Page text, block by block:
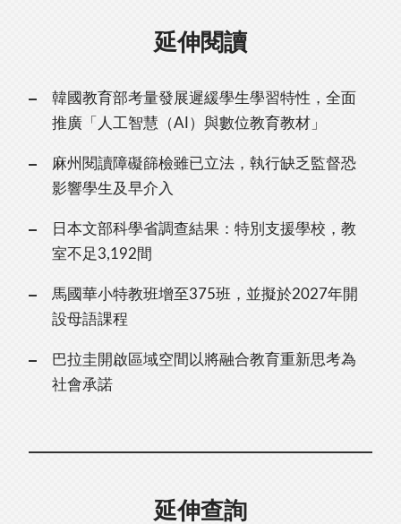
延伸閱讀
韓國教育部考量發展遲緩學生學習特性，全面
推廣「人工智慧（AI）與數位教育教材」
麻州閱讀障礙篩檢雖已立法，執行缺乏監督恐
影響學生及早介入
日本文部科學省調查結果：特別支援學校，教
室不足3,192間
馬國華小特教班增至375班，並擬於2027年開
設母語課程
巴拉圭開啟區域空間以將融合教育重新思考為
社會承諾
延伸查詢